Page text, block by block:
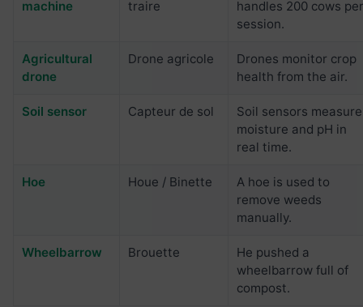
machine
traire
handles 200 cows
session.
Agricultural
drone
Drone agricole
Drones monitor crop
health from the air.
Soil sensor Capteur de sol
Soil sensors measure
moisture and pH in
real time.
Hoe Houe / Binette
A hoe is used to
remove weeds
manually.
Wheelbarrow Brouette
He pushed a
wheelbarrow full of
compost.